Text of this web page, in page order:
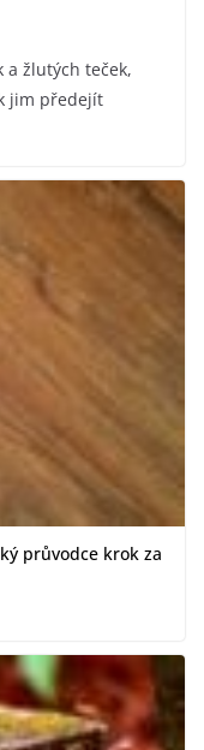
a žlutých teček,
jim předejít
průvodce krok za